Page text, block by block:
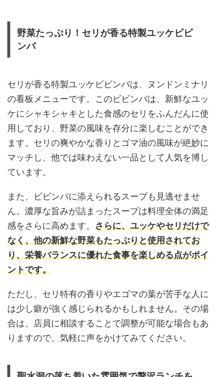
野菜たっぷり！セリが香る特製ユッケビビ
ンバ
セリが香る特製ユッケビビンバは、ヌンドンミナリ
の看板メニューです。このビビンバは、新鮮なユッ
ケにシャキシャキとした食感のセリをふんだんに使
用しており、野菜の風味を存分に楽しむことができ
ます。セリの爽やかな香りとゴマ油の風味が絶妙に
マッチし、他では味わえない一品として人気を博し
ています。
また、ビビンバに添えられるスープも見逃せませ
ん。濃厚な旨みが詰まったスープは料理全体の満足
感をさらに高めます。 さらに、ユッケやセリだけで
なく、他の新鮮な野菜もたっぷりと使用されてお
り、栄養バランスに優れた食事を楽しめる点がポイ
ントです。
ただし、セリ特有の香りやエゴマの葉が苦手な人に
は少し癖が強く感じられるかもしれません。その場
合は、店員に相談することで調整が可能な場合もあ
りますので、気軽に声をかけてみてください。